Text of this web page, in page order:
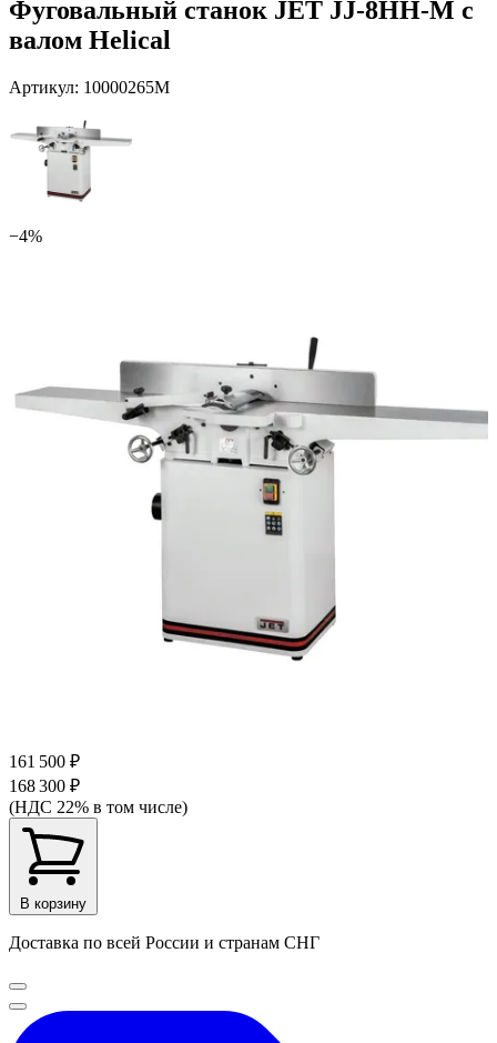
Фуговальный станок JET JJ-8HH-M с
валом Helical
Артикул: 10000265M
−4%
161 500 ₽
168 300 ₽
(НДС 22% в том числе)
В корзину
Доставка по всей России и странам СНГ